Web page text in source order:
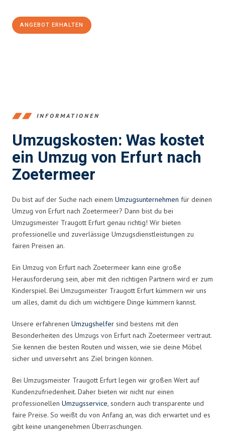
ANGEBOT ERHALTEN
INFORMATIONEN
Umzugskosten: Was kostet
ein Umzug von Erfurt nach
Zoetermeer
Du bist auf der Suche nach einem Umzugsunternehmen für deinen
Umzug von Erfurt nach Zoetermeer? Dann bist du bei
Umzugsmeister Traugott Erfurt genau richtig! Wir bieten
professionelle und zuverlässige Umzugsdienstleistungen zu
fairen Preisen an.
Ein Umzug von Erfurt nach Zoetermeer kann eine große
Herausforderung sein, aber mit den richtigen Partnern wird er zum
Kinderspiel. Bei Umzugsmeister Traugott Erfurt kümmern wir uns
um alles, damit du dich um wichtigere Dinge kümmern kannst.
Unsere erfahrenen Umzugshelfer sind bestens mit den
Besonderheiten des Umzugs von Erfurt nach Zoetermeer vertraut.
Sie kennen die besten Routen und wissen, wie sie deine Möbel
sicher und unversehrt ans Ziel bringen können.
Bei Umzugsmeister Traugott Erfurt legen wir großen Wert auf
Kundenzufriedenheit. Daher bieten wir nicht nur einen
professionellen Umzugsservice, sondern auch transparente und
faire Preise. So weißt du von Anfang an, was dich erwartet und es
gibt keine unangenehmen Überraschungen.